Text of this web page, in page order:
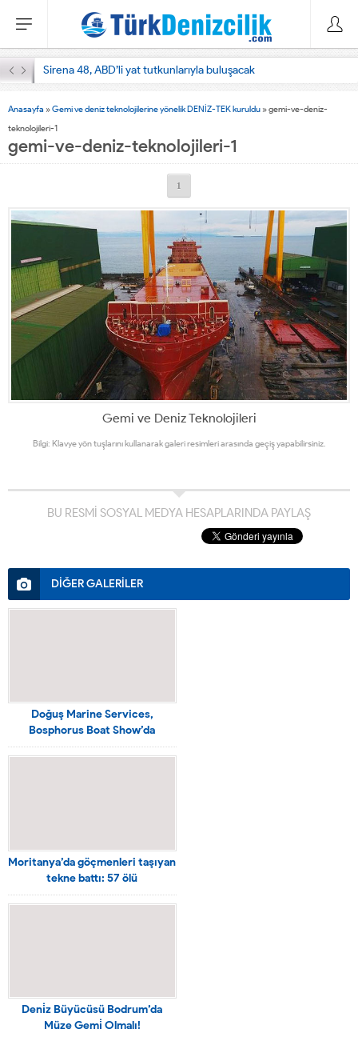
Sirena 48, ABD’li yat tutkunlarıyla buluşacak
Anasayfa »Gemi ve deniz teknolojilerine yönelik DENİZ-TEK kuruldu »gemi-ve-deniz-
teknolojileri-1
gemi-ve-deniz-teknolojileri-1
1
Gemi ve Deniz Teknolojileri
Bilgi: Klavye yön tuşlarını kullanarak galeri resimleri arasında geçiş yapabilirsiniz.
BU RESMİ SOSYAL MEDYA HESAPLARINDA PAYLAŞ
DİĞER GALERİLER
Doğuş Marine Services,
Bosphorus Boat Show’da
yenilikçi ürün ve hizmetlerini
Moritanya’da göçmenleri taşıyan
tekne battı: 57 ölü
Deni̇z Büyücüsü Bodrum’da
Müze Gemi̇ Olmalı!